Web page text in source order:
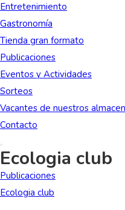
Entretenimiento
Gastronomía
Tienda gran formato
Publicaciones
Eventos y Actividades
Sorteos
Vacantes de nuestros
Contacto
Ecologia club
Publicaciones
Ecologia club